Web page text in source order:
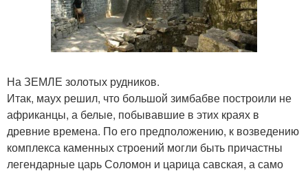
На ЗЕМЛЕ золотых рудников.
Итак, маух решил, что большой зимбабве построили не
африканцы, а белые, побывавшие в этих краях в
древние времена. По его предположению, к возведению
комплекса каменных строений могли быть причастны
легендарные царь Соломон и царица савская, а само